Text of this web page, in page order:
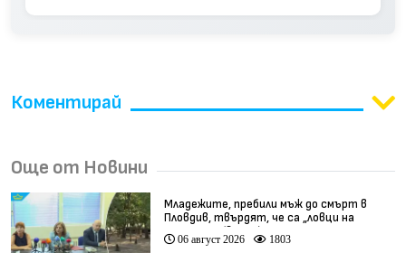
Коментирай
Още от Новини
Младежите, пребили мъж до смърт в
Пловдив, твърдят, че са „ловци на
педофили” (видео)
06 август 2026 1803